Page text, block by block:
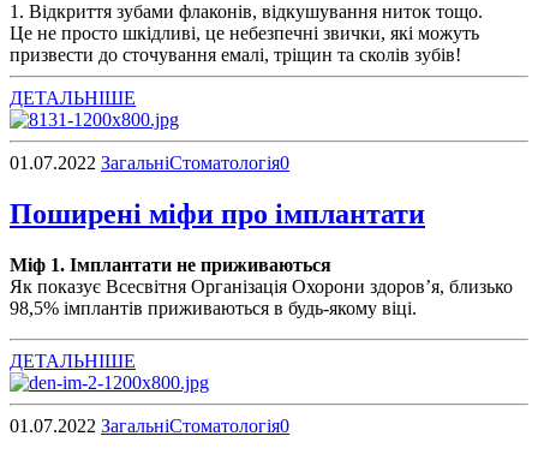
1. Відкриття зубами флаконів, відкушування ниток тощо.
Це не просто шкідливі, це небезпечні звички, які можуть
призвести до сточування емалі, тріщин та сколів зубів!
ДЕТАЛЬНІШЕ
01.07.2022 ЗагальніСтоматологія0
Поширені міфи про імплантати
Міф 1. Імплантати не приживаються
Як показує Всесвітня Організація Охорони здоров’я, близько
98,5% імплантів приживаються в будь-якому віці.
ДЕТАЛЬНІШЕ
01.07.2022 ЗагальніСтоматологія0